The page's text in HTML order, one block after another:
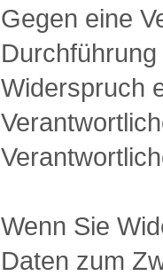
Gegen eine
Widerspruch
Wenn Sie
Daten zum